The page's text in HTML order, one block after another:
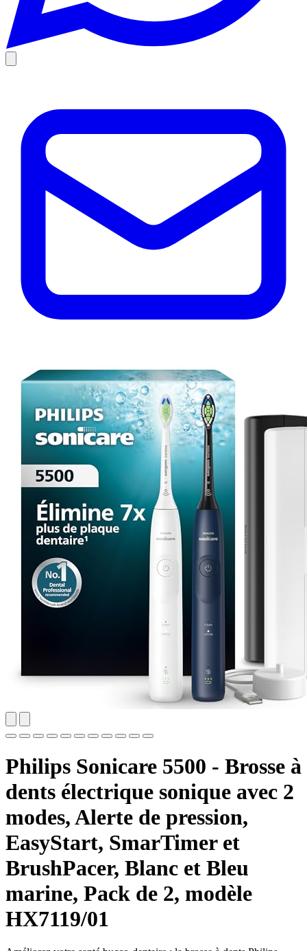
Philips Sonicare 5500 - Brosse à
dents électrique sonique avec 2
modes, Alerte de pression,
EasyStart, SmarTimer et
BrushPacer, Blanc et Bleu
marine, Pack de 2, modèle
HX7119/01